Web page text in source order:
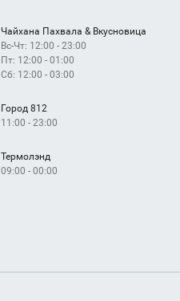
Чайхана Пахвала & Вкусновица
Вс-Чт: 12:00 - 23:00
Пт: 12:00 - 01:00
Сб: 12:00 - 03:00
Город 812
11:00 - 23:00
Термолэнд
09:00 - 00:00